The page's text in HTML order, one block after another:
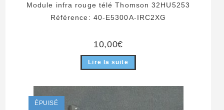
Module infra rouge télé Thomson 32HU5253
Référence: 40-E5300A-IRC2XG
10,00€
Lire la suite
ÉPUISÉ